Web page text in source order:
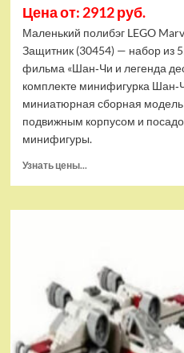
Цена от: 2912 руб.
Маленький полибэг LEGO
Защитник (30454) — набор из
фильма «Шан‑Чи и легенда
комплекте минифигурка
миниатюрная сборная модель
подвижным корпусом и
минифигуры.
Узнать цены...
(EU)
Шанг-
Чи
и
Великий
Защитник
(30454)